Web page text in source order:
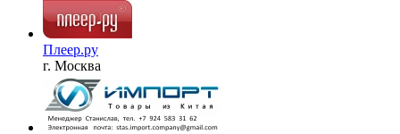
Плеер.ру
г. Москва